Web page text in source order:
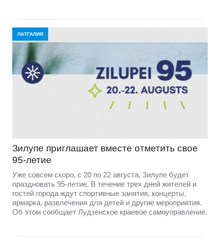
ЛАТГАЛИЯ
Зилупе приглашает вместе отметить свое
95-летие
Уже совсем скоро, с 20 по 22 августа, Зилупе будет
праздновать 95-летие. В течение трех дней жителей и
гостей города ждут спортивные занятия, концерты,
ярмарка, развлечения для детей и другие мероприятия.
Об этом сообщает Лудзенское краевое самоуправление.